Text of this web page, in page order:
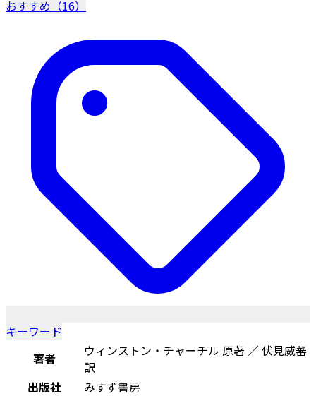
おすすめ（16）
キーワード
著者
ウィンストン・チャーチル 原著 ／ 伏見威蕃
訳
出版社
みすず書房